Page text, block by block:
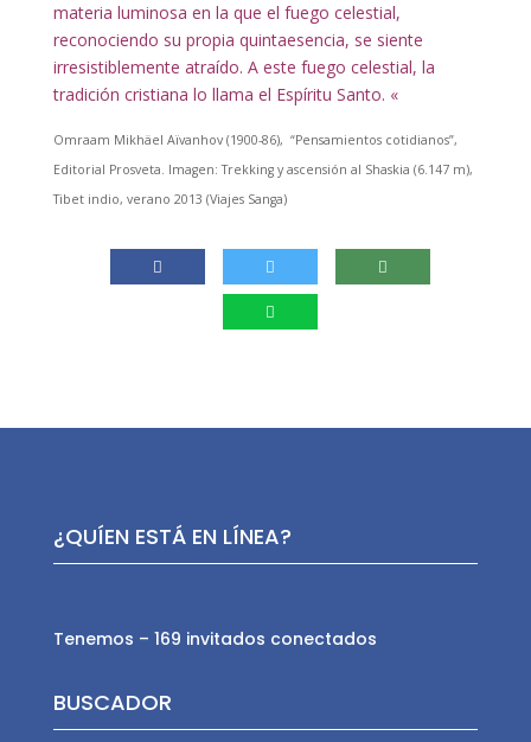
materia luminosa en la que el fuego celestial,
reconociendo su propia quintaesencia, se siente
irresistiblemente atraído. A este fuego celestial, la
tradición cristiana lo llama el Espíritu Santo. «
Omraam Mikhäel Aïvanhov (1900-86), “Pensamientos cotidianos”,
Editorial Prosveta. Imagen: Trekking y ascensión al Shaskia (6.147 m),
Tibet indio, verano 2013 (Viajes Sanga)
¿QUÍEN ESTÁ EN LÍNEA?
Tenemos – 169 invitados conectados
BUSCADOR